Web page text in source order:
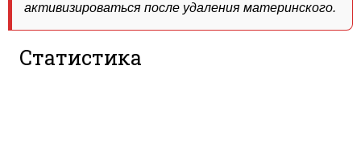
активизироваться после удаления материнского.
Статистика